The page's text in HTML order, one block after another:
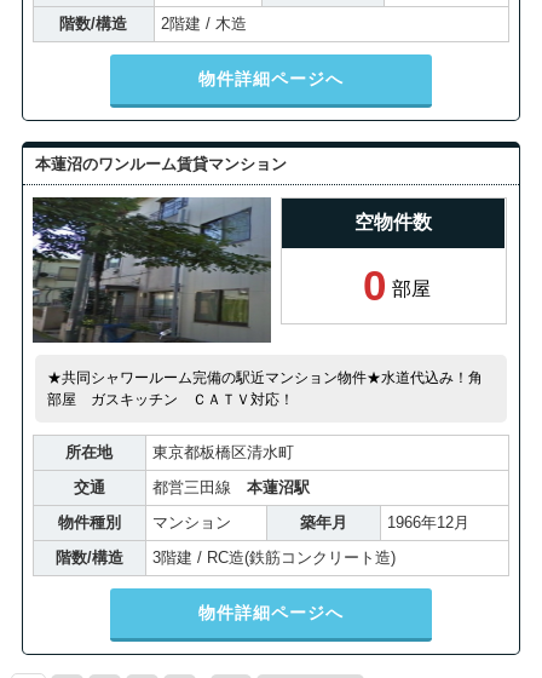
階数/構造
2階建 / 木造
物件詳細ページへ
本蓮沼のワンルーム賃貸マンション
空物件数
0 部屋
★共同シャワールーム完備の駅近マンション物件★水道代込み！角
部屋 ガスキッチン ＣＡＴＶ対応！
所在地
東京都板橋区清水町
交通
都営三田線 本蓮沼駅
物件種別
マンション 築年月
1966年12月
階数/構造
3階建 / RC造(鉄筋コンクリート造)
物件詳細ページへ